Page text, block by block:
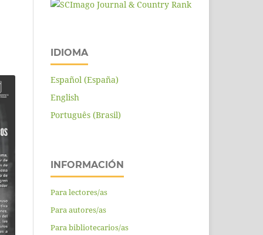
IDIOMA
Español (España)
English
Português (Brasil)
INFORMACIÓN
Para lectores/as
Para autores/as
Para bibliotecarios/as